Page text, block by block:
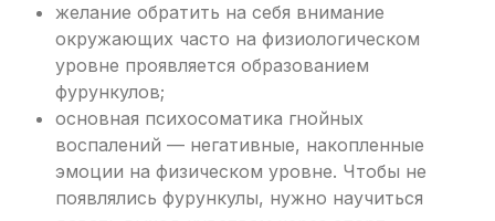
желание обратить на себя внимание
окружающих часто на физиологическом
уровне проявляется образованием
фурункулов;
основная психосоматика гнойных
воспалений — негативные, накопленные
эмоции на физическом уровне. Чтобы не
появлялись фурункулы, нужно научиться